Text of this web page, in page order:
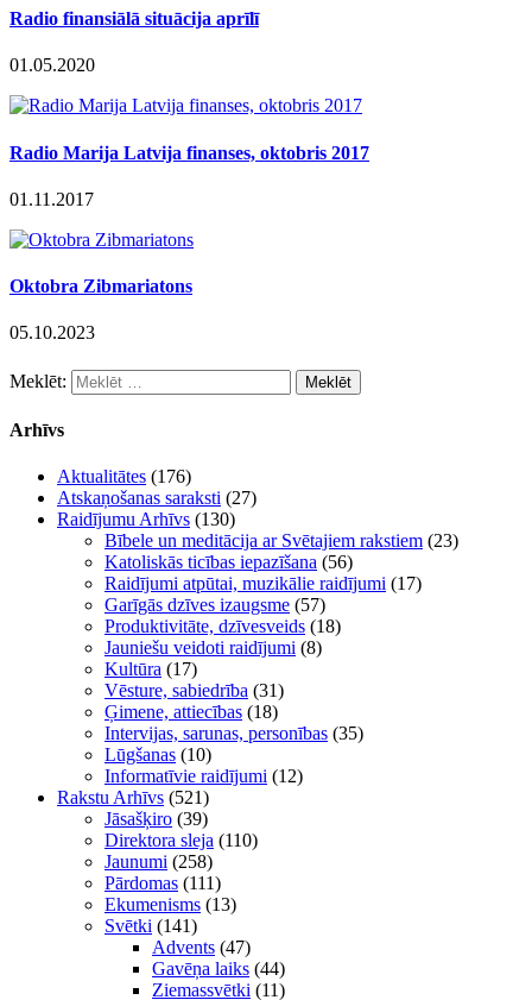
Radio finansiālā situācija aprīlī
01.05.2020
Radio Marija Latvija finanses, oktobris 2017
01.11.2017
Oktobra Zibmariatons
05.10.2023
Meklēt:
Arhīvs
Aktualitātes (176)
Atskaņošanas saraksti (27)
Raidījumu Arhīvs (130)
Bībele un meditācija ar Svētajiem rakstiem (23)
Katoliskās ticības iepazīšana (56)
Raidījumi atpūtai, muzikālie raidījumi (17)
Garīgās dzīves izaugsme (57)
Produktivitāte, dzīvesveids (18)
Jauniešu veidoti raidījumi (8)
Kultūra (17)
Vēsture, sabiedrība (31)
Ģimene, attiecības (18)
Intervijas, sarunas, personības (35)
Lūgšanas (10)
Informatīvie raidījumi (12)
Rakstu Arhīvs (521)
Jāsašķiro (39)
Direktora sleja (110)
Jaunumi (258)
Pārdomas (111)
Ekumenisms (13)
Svētki (141)
Advents (47)
Gavēņa laiks (44)
Ziemassvētki (11)